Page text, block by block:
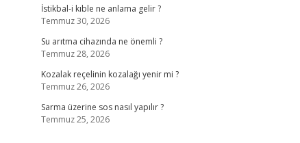
İstikbal-i kıble ne anlama gelir ?
Temmuz 30, 2026
Su arıtma cihazında ne önemli ?
Temmuz 28, 2026
Kozalak reçelinin kozalağı yenir mi ?
Temmuz 26, 2026
Sarma üzerine sos nasıl yapılır ?
Temmuz 25, 2026